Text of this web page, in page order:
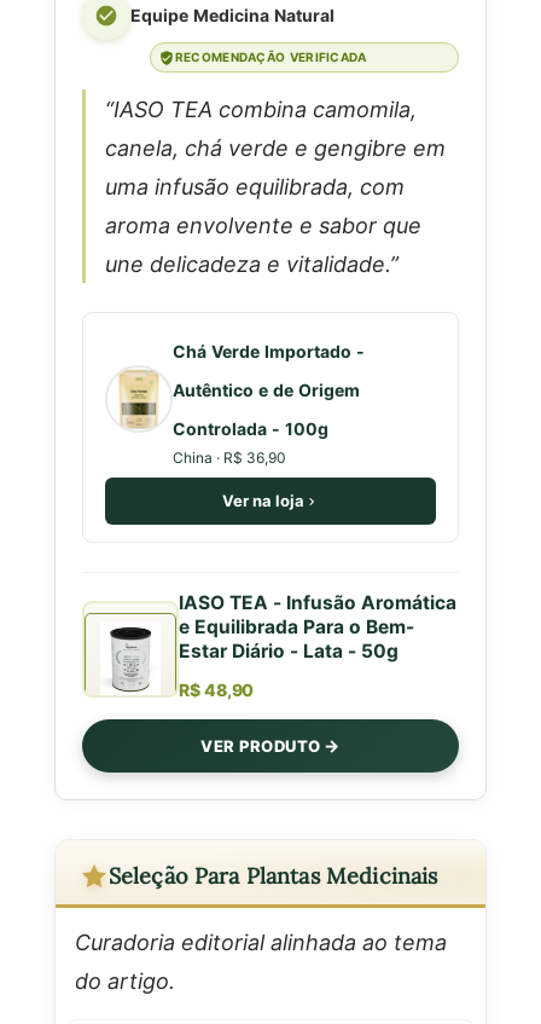
Equipe Medicina Natural
RECOMENDAÇÃO VERIFICADA
“IASO TEA combina camomila,
canela, chá verde e gengibre em
uma infusão equilibrada, com
aroma envolvente e sabor que
une delicadeza e vitalidade.”
Chá Verde Importado -
Autêntico e de Origem
Controlada - 100g
China · R$ 36,90
Ver na loja
IASO TEA - Infusão Aromática
e Equilibrada Para o Bem-
Estar Diário - Lata - 50g
R$ 48,90
VER PRODUTO
Seleção Para Plantas Medicinais
Curadoria editorial alinhada ao tema
do artigo.